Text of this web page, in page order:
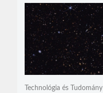
Technológia és Tudomány